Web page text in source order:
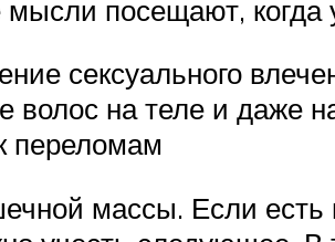
посещают,
сексуального
волос на теле и даже
переломам
массы. Если есть